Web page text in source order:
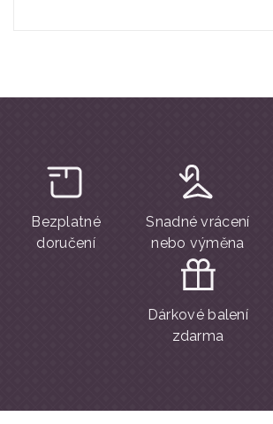
Bezplatné
doručení
Snadné vrácení
nebo výměna
Dárkové balení
zdarma